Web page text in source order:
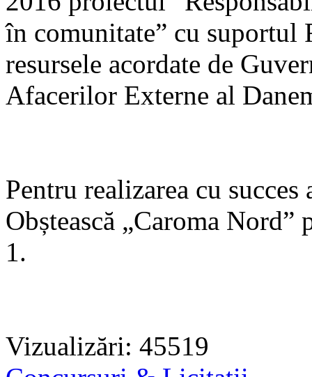
în comunitate” cu suportul
resursele acordate de
Afacerilor Externe al
Pentru realizarea cu
Obștească „Caroma Nord”
1.
Vizualizări: 45519